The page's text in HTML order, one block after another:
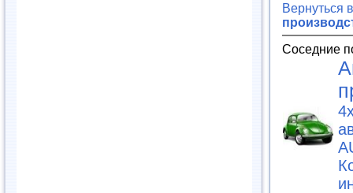
Вернуться
Соседние